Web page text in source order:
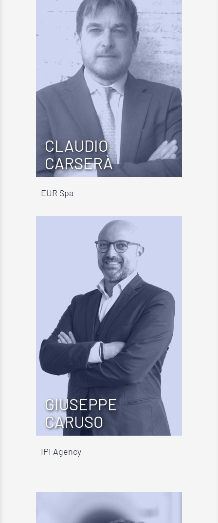
CLAUDIO
CARSERÀ
EUR Spa
GIUSEPPE
CARUSO
IPI Agency